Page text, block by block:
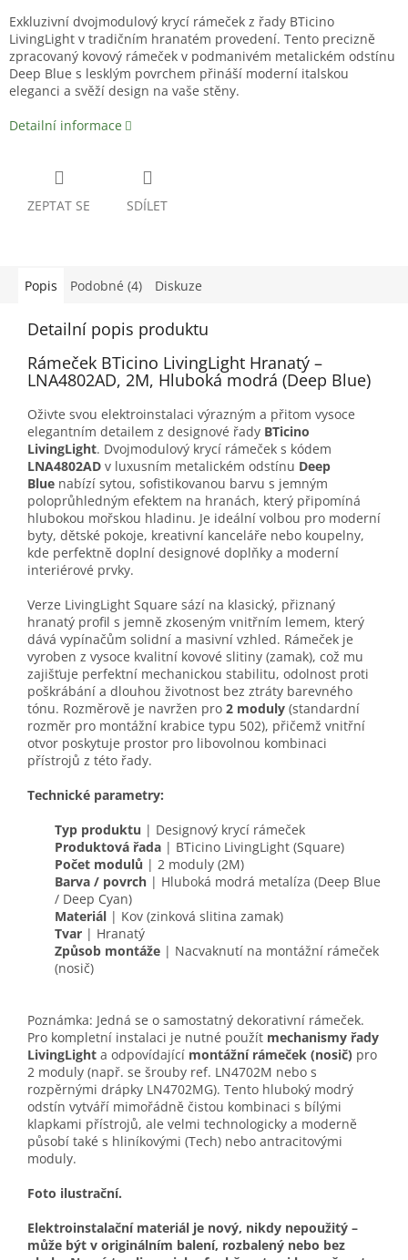
Exkluzivní dvojmodulový krycí rámeček z řady BTicino
LivingLight v tradičním hranatém provedení. Tento precizně
zpracovaný kovový rámeček v podmanivém metalickém odstínu
Deep Blue s lesklým povrchem přináší moderní italskou
eleganci a svěží design na vaše stěny.
Detailní informace
ZEPTAT SE SDÍLET
Popis Podobné (4) Diskuze
Detailní popis produktu
Rámeček BTicino LivingLight Hranatý –
LNA4802AD, 2M, Hluboká modrá (Deep Blue)
Oživte svou elektroinstalaci výrazným a přitom vysoce
elegantním detailem z designové řady BTicino
LivingLight. Dvojmodulový krycí rámeček s kódem
LNA4802AD v luxusním metalickém odstínu Deep
Blue nabízí sytou, sofistikovanou barvu s jemným
poloprůhledným efektem na hranách, který připomíná
hlubokou mořskou hladinu. Je ideální volbou pro moderní
byty, dětské pokoje, kreativní kanceláře nebo koupelny,
kde perfektně doplní designové doplňky a moderní
interiérové prvky.
Verze LivingLight Square sází na klasický, přiznaný
hranatý profil s jemně zkoseným vnitřním lemem, který
dává vypínačům solidní a masivní vzhled. Rámeček je
vyroben z vysoce kvalitní kovové slitiny (zamak), což mu
zajišťuje perfektní mechanickou stabilitu, odolnost proti
poškrábání a dlouhou životnost bez ztráty barevného
tónu. Rozměrově je navržen pro 2 moduly (standardní
rozměr pro montážní krabice typu 502), přičemž vnitřní
otvor poskytuje prostor pro libovolnou kombinaci
přístrojů z této řady.
Technické parametry:
Typ produktu | Designový krycí rámeček
Produktová řada | BTicino LivingLight (Square)
Počet modulů | 2 moduly (2M)
Barva / povrch | Hluboká modrá metalíza (Deep Blue
/ Deep Cyan)
Materiál | Kov (zinková slitina zamak)
Tvar | Hranatý
Způsob montáže | Nacvaknutí na montážní rámeček
(nosič)
Poznámka: Jedná se o samostatný dekorativní rámeček.
Pro kompletní instalaci je nutné použít mechanismy řady
LivingLight a odpovídající montážní rámeček (nosič) pro
2 moduly (např. se šrouby ref. LN4702M nebo s
rozpěrnými drápky LN4702MG). Tento hluboký modrý
odstín vytváří mimořádně čistou kombinaci s bílými
klapkami přístrojů, ale velmi technologicky a moderně
působí také s hliníkovými (Tech) nebo antracitovými
moduly.
Foto ilustrační.
Elektroinstalační materiál je nový, nikdy nepoužitý –
může být v originálním balení, rozbalený nebo bez